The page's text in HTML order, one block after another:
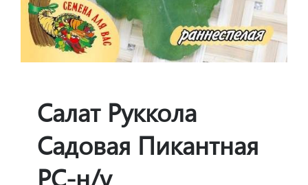
Салат Руккола
Садовая Пикантная
РС-н/у